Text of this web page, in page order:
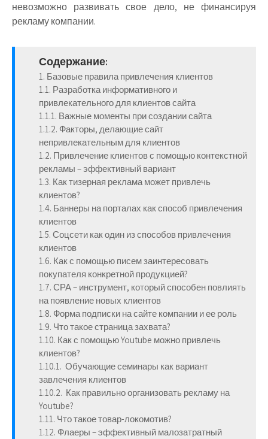
невозможно развивать свое дело, не финансируя
рекламу компании.
Содержание:
1. Базовые правила привлечения клиентов
1.1. Разработка информативного и
привлекательного для клиентов сайта
1.1.1. Важные моменты при создании сайта
1.1.2. Факторы, делающие сайт
непривлекательным для клиентов
1.2. Привлечение клиентов с помощью контекстной
рекламы – эффективный вариант
1.3. Как тизерная реклама может привлечь
клиентов?
1.4. Баннеры на порталах как способ привлечения
клиентов
1.5. Соцсети как один из способов привлечения
клиентов
1.6. Как с помощью писем заинтересовать
покупателя конкретной продукцией?
1.7. СРА – инструмент, который способен повлиять
на появление новых клиентов
1.8. Форма подписки на сайте компании и ее роль
1.9. Что такое страница захвата?
1.10. Как с помощью Youtube можно привлечь
клиентов?
1.10.1. Обучающие семинары как вариант
завлечения клиентов
1.10.2. Как правильно организовать рекламу на
Youtube?
1.11. Что такое товар-локомотив?
1.12. Флаеры – эффективный малозатратный